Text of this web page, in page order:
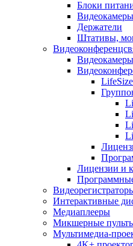
Блоки
Видеокамеры
Держатели
Штативы,
Лицензии и
Интерактивные
Медиаплееры
Микшерные
Мультимедиа-